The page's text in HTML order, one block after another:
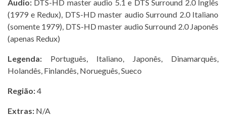
Áudio: DTS-HD master audio 5.1 e DTS Surround 2.0 Inglês
(1979 e Redux), DTS-HD master audio Surround 2.0 Italiano
(somente 1979), DTS-HD master audio Surround 2.0 Japonês
(apenas Redux)
Legenda: Português, Italiano, Japonês, Dinamarquês,
Holandês, Finlandês, Norueguês, Sueco
Região:4
Extras: N/A